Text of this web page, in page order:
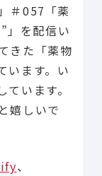
＃057「薬
」を配信い
きた「薬物
います。い
います。
嬉しいで
、